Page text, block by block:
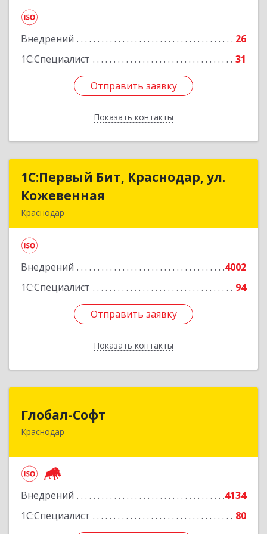
Внедрений
26
1С:Специалист
31
Отправить заявку
Показать контакты
Отправить заявку
Назад
1С:Первый Бит, Краснодар, ул.
Кожевенная
Краснодар
Внедрений
4002
1С:Специалист
94
Отправить заявку
Показать контакты
1С:Первый Бит, Краснодар, ул.
Подробнее
Отправить заявку
Назад
Глобал-Софт
Краснодар
Внедрений
4134
1С:Специалист
80
350018, Краснодарский край, Краснодар г,